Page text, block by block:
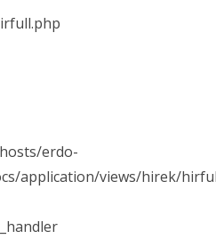
erdo-
application/views/hirek/